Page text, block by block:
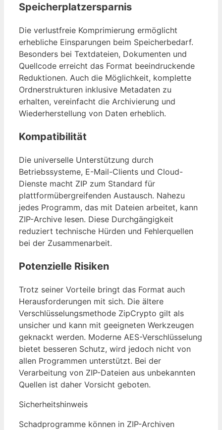
Speicherplatzersparnis
Die verlustfreie Komprimierung ermöglicht
erhebliche Einsparungen beim Speicherbedarf.
Besonders bei Textdateien, Dokumenten und
Quellcode erreicht das Format beeindruckende
Reduktionen. Auch die Möglichkeit, komplette
Ordnerstrukturen inklusive Metadaten zu
erhalten, vereinfacht die Archivierung und
Wiederherstellung von Daten erheblich.
Kompatibilität
Die universelle Unterstützung durch
Betriebssysteme, E-Mail-Clients und Cloud-
Dienste macht ZIP zum Standard für
plattformübergreifenden Austausch. Nahezu
jedes Programm, das mit Dateien arbeitet, kann
ZIP-Archive lesen. Diese Durchgängigkeit
reduziert technische Hürden und Fehlerquellen
bei der Zusammenarbeit.
Potenzielle Risiken
Trotz seiner Vorteile bringt das Format auch
Herausforderungen mit sich. Die ältere
Verschlüsselungsmethode ZipCrypto gilt als
unsicher und kann mit geeigneten Werkzeugen
geknackt werden. Moderne AES-Verschlüsselung
bietet besseren Schutz, wird jedoch nicht von
allen Programmen unterstützt. Bei der
Verarbeitung von ZIP-Dateien aus unbekannten
Quellen ist daher Vorsicht geboten.
Sicherheitshinweis
Schadprogramme können in ZIP-Archiven